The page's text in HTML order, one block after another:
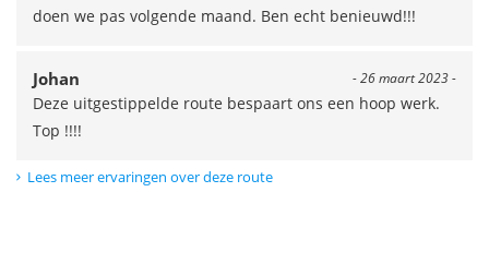
doen we pas volgende maand. Ben echt benieuwd!!!
- 26 maart 2023 -
Johan
Deze uitgestippelde route bespaart ons een hoop werk.
Top !!!!
Lees meer ervaringen over deze route